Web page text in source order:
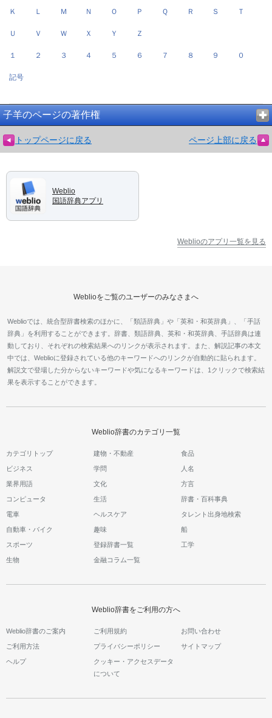
Ｋ Ｌ Ｍ Ｎ Ｏ Ｐ Ｑ Ｒ Ｓ Ｔ
Ｕ Ｖ Ｗ Ｘ Ｙ Ｚ
１ ２ ３ ４ ５ ６ ７ ８ ９ ０
記号
子羊のページの著作権
トップページに戻る ページ上部に戻る
Weblio
国語辞典アプリ
Weblioのアプリ一覧を見る
Weblioをご覧のユーザーのみなさまへ
Weblioでは、統合型辞書検索のほかに、「類語辞典」や「英和・和英辞典」、「手話
辞典」を利用することができます。辞書、類語辞典、英和・和英辞典、手話辞典は連
動しており、それぞれの検索結果へのリンクが表示されます。また、解説記事の本文
中では、Weblioに登録されている他のキーワードへのリンクが自動的に貼られます。
解説文で登場した分からないキーワードや気になるキーワードは、1クリックで検索結
果を表示することができます。
Weblio辞書のカテゴリ一覧
カテゴリトップ 建物・不動産 食品
ビジネス 学問 人名
業界用語 文化 方言
コンピュータ 生活 辞書・百科事典
電車 ヘルスケア タレント出身地検索
自動車・バイク 趣味 船
スポーツ 登録辞書一覧 工学
生物 金融コラム一覧
Weblio辞書をご利用の方へ
Weblio辞書のご案内 ご利用規約 お問い合わせ
ご利用方法 プライバシーポリシー サイトマップ
ヘルプ
クッキー・アクセスデータ
について